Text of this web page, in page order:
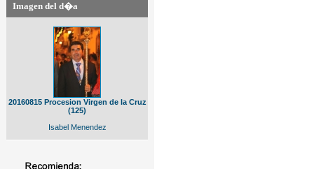
Imagen del d�a
20160815 Procesion Virgen de la Cruz
(125)
Isabel Menendez